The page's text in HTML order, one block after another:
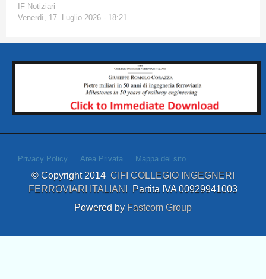
IF Notiziari
Venerdì, 17. Luglio 2026 - 18:21
Privacy Policy Area Privata Mappa del sito
© Copyright 2014 CIFI COLLEGIO INGEGNERI
FERROVIARI ITALIANI Partita IVA 00929941003
Powered by Fastcom Group